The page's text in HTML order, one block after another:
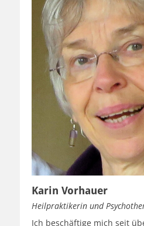
Karin Vorhauer
Heilpraktikerin und
Ich beschäftige mich seit